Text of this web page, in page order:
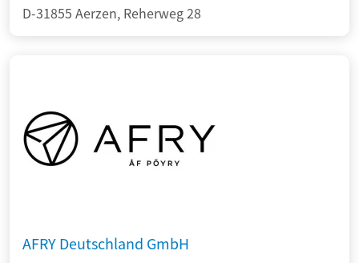
D-31855 Aerzen, Reherweg 28
AFRY Deutschland GmbH